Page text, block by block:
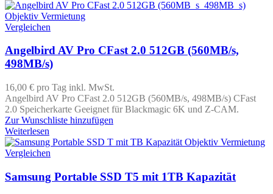
Vergleichen
Angelbird AV Pro CFast 2.0 512GB (560MB/s,
498MB/s)
16,00 € pro Tag inkl. MwSt.
Angelbird AV Pro CFast 2.0 512GB (560MB/s, 498MB/s) CFast
2.0 Speicherkarte Geeignet für Blackmagic 6K und Z-CAM.
Zur Wunschliste hinzufügen
Weiterlesen
Vergleichen
Samsung Portable SSD T5 mit 1TB Kapazität